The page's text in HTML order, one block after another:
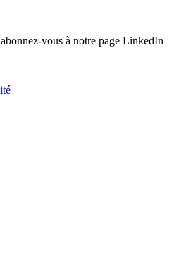
vous à notre page LinkedIn